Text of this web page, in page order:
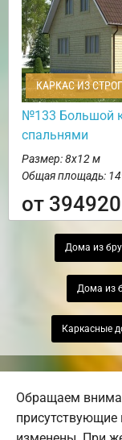
КАРКАС ИЗ
№133 Большой
спальнями
Размер: 8х12 м
Общая площадь:
от
Дома из
Дома из
Каркасные
Обращаем
присутствующие